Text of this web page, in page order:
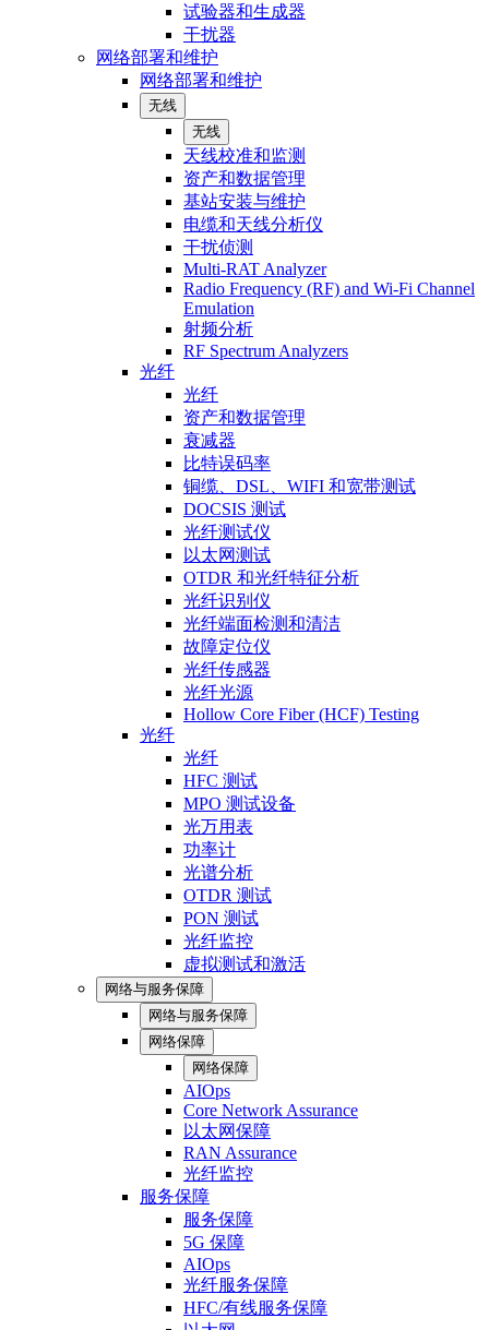
试验器和生成器
干扰器
网络部署和维护
网络部署和维护
无线
无线
天线校准和监测
资产和数据管理
基站安装与维护
电缆和天线分析仪
干扰侦测
Multi-RAT Analyzer
Radio Frequency (RF) and Wi-Fi Channel
Emulation
射频分析
RF Spectrum Analyzers
光纤
光纤
资产和数据管理
衰减器
比特误码率
铜缆、DSL、WIFI 和宽带测试
DOCSIS 测试
光纤测试仪
以太网测试
OTDR 和光纤特征分析
光纤识别仪
光纤端面检测和清洁
故障定位仪
光纤传感器
光纤光源
Hollow Core Fiber (HCF) Testing
光纤
光纤
HFC 测试
MPO 测试设备
光万用表
功率计
光谱分析
OTDR 测试
PON 测试
光纤监控
虚拟测试和激活
网络与服务保障
网络与服务保障
网络保障
网络保障
AIOps
Core Network Assurance
以太网保障
RAN Assurance
光纤监控
服务保障
服务保障
5G 保障
AIOps
光纤服务保障
HFC/有线服务保障